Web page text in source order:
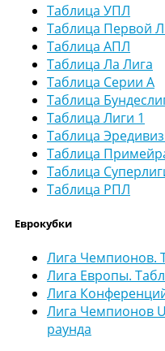
Таблица УПЛ
Таблица Первой
Таблица АПЛ
Таблица Ла Лига
Таблица Серии А
Таблица
Таблица Лиги 1
Таблица
Таблица
Таблица
Таблица РПЛ
Еврокубки
Лига Чемпионов.
Лига Европы.
Лига
Лига Чемпионов
раунда